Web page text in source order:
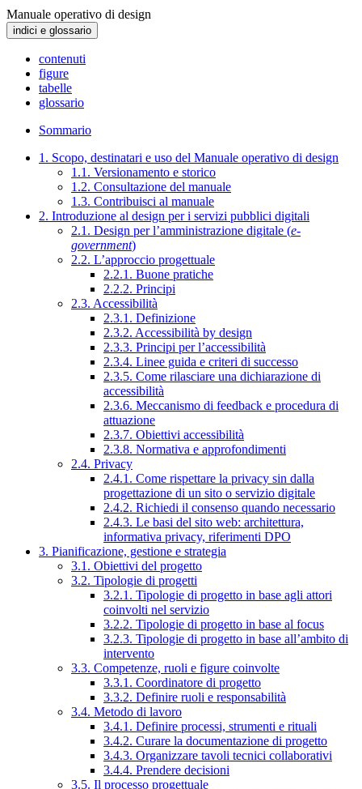
Manuale operativo di design
indici e glossario
contenuti
figure
tabelle
glossario
Sommario
1. Scopo, destinatari e uso del Manuale operativo di design
1.1. Versionamento e storico
1.2. Consultazione del manuale
1.3. Contribuisci al manuale
2. Introduzione al design per i servizi pubblici digitali
2.1. Design per l’amministrazione digitale (e-
government)
2.2. L’approccio progettuale
2.2.1. Buone pratiche
2.2.2. Principi
2.3. Accessibilità
2.3.1. Definizione
2.3.2. Accessibilità by design
2.3.3. Principi per l’accessibilità
2.3.4. Linee guida e criteri di successo
2.3.5. Come rilasciare una dichiarazione di
accessibilità
2.3.6. Meccanismo di feedback e procedura di
attuazione
2.3.7. Obiettivi accessibilità
2.3.8. Normativa e approfondimenti
2.4. Privacy
2.4.1. Come rispettare la privacy sin dalla
progettazione di un sito o servizio digitale
2.4.2. Richiedi il consenso quando necessario
2.4.3. Le basi del sito web: architettura,
informativa privacy, riferimenti DPO
3. Pianificazione, gestione e strategia
3.1. Obiettivi del progetto
3.2. Tipologie di progetti
3.2.1. Tipologie di progetto in base agli attori
coinvolti nel servizio
3.2.2. Tipologie di progetto in base al focus
3.2.3. Tipologie di progetto in base all’ambito di
intervento
3.3. Competenze, ruoli e figure coinvolte
3.3.1. Coordinatore di progetto
3.3.2. Definire ruoli e responsabilità
3.4. Metodo di lavoro
3.4.1. Definire processi, strumenti e rituali
3.4.2. Curare la documentazione di progetto
3.4.3. Organizzare tavoli tecnici collaborativi
3.4.4. Prendere decisioni
3.5. Il processo progettuale